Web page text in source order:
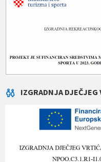
IZGRADNJA DJEČJEG